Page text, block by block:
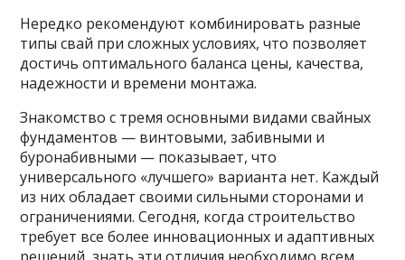
Нередко рекомендуют комбинировать разные
типы свай при сложных условиях, что позволяет
достичь оптимального баланса цены, качества,
надежности и времени монтажа.
Знакомство с тремя основными видами свайных
фундаментов — винтовыми, забивными и
буронабивными — показывает, что
универсального «лучшего» варианта нет. Каждый
из них обладает своими сильными сторонами и
ограничениями. Сегодня, когда строительство
требует все более инновационных и адаптивных
решений, знать эти отличия необходимо всем,